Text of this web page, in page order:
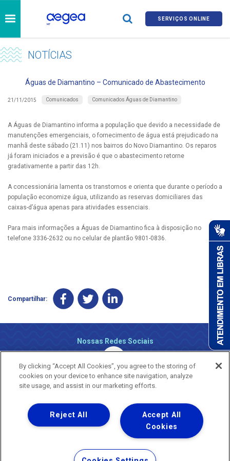
SERVIÇOS ONLINE
NOTÍCIAS
Águas de Diamantino – Comunicado de Abastecimento
21/11/2015 Comunicados Comunicados Águas de Diamantino
A Águas de Diamantino informa a população que devido a necessidade de
manutenções emergenciais, o fornecimento de água está prejudicado na
manhã deste sábado (21.11) nos bairros do Novo Diamantino. Os reparos
já foram iniciados e a previsão é que o abastecimento retorne
gradativamente a partir das 12h.
A concessionária lamenta os transtornos e orienta que durante o período a
população economize água, utilizando as reservas domiciliares das
caixas-d’água apenas para atividades essenciais.
Para mais informações a Águas de Diamantino fica à disposição no
telefone 3336-2632 ou no celular de plantão 9801-0836.
Compartilhar:
Nossas Redes Sociais
Uma empresa
Copyright ® 2026 - Todos os Direitos Reservados.
Nossa natureza movimenta a vida
Termos Gerais de Uso de Sites e Aplicativos
By clicking “Accept All Cookies”, you agree to the storing of
cookies on your device to enhance site navigation, analyze
site usage, and assist in our marketing efforts.
Accept All
Cookies
Reject All